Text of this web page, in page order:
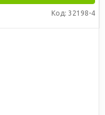
Код: 32198-4